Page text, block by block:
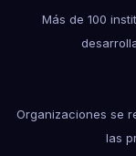
Más de 100
Organizaciones se
las